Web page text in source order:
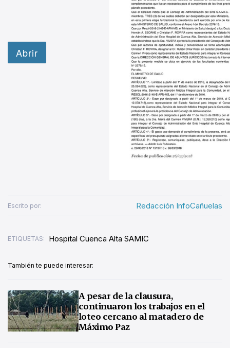
Escrito por: Redacción InfoCañuelas
ETIQUETAS: Hospital Cuenca Alta SAMIC
También te puede interesar:
A pesar de la clausura,
continuaron los trabajos en el
loteo cercano al matadero de
Máximo Paz